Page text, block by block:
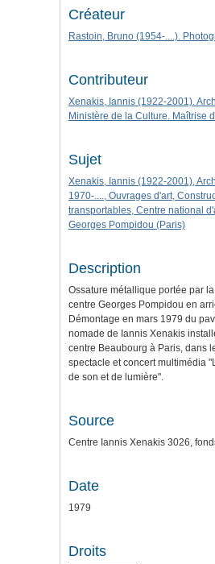
Créateur
Rastoin, Bruno (1954-....).
Contributeur
Xenakis, Iannis (1922-2001).
Ministère de la Culture. Maîtrise
Sujet
Xenakis, Iannis (1922-2001),
1970-...., Ouvrages d'art,
transportables, Centre national
Georges Pompidou (Paris)
Description
Ossature métallique portée par
centre Georges Pompidou en
Démontage en mars 1979 du
nomade de Iannis Xenakis
centre Beaubourg à Paris, dans
spectacle et concert multimédia
de son et de lumière".
Source
Centre Iannis Xenakis 3026,
Date
1979
Droits